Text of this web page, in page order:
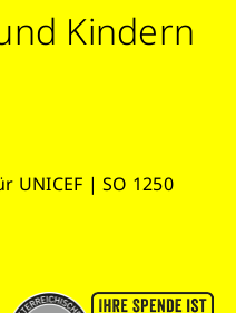
Kindern
UNICEF | SO 1250